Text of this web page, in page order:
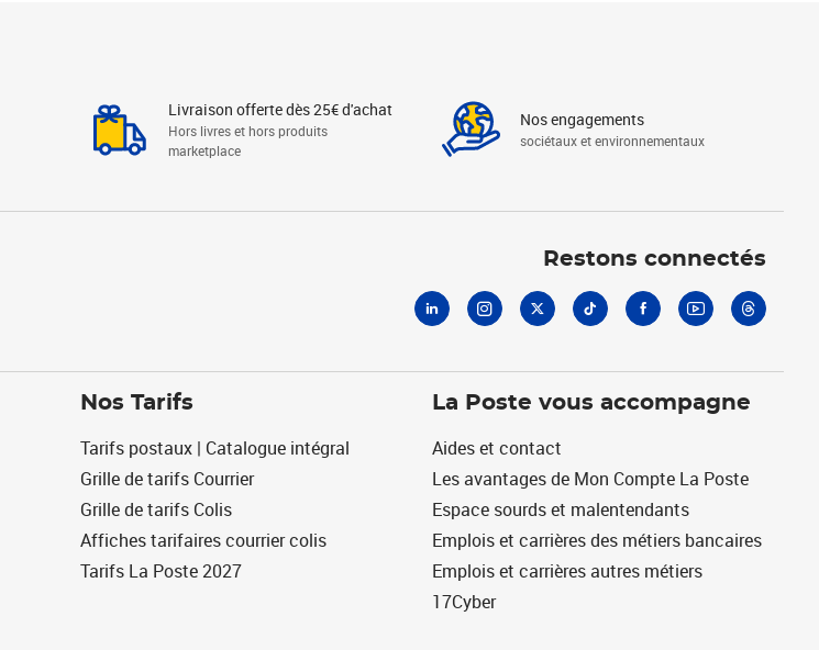
Livraison offerte dès 25€ d'achat
Hors livres et hors produits
marketplace
Nos engagements
sociétaux et environnementaux
Restons connectés
Nos Tarifs
Tarifs postaux | Catalogue intégral
Grille de tarifs Courrier
Grille de tarifs Colis
Affiches tarifaires courrier colis
Tarifs La Poste 2027
La Poste vous accompagne
Aides et contact
Les avantages de Mon Compte La Poste
Espace sourds et malentendants
Emplois et carrières des métiers bancaires
Emplois et carrières autres métiers
17Cyber